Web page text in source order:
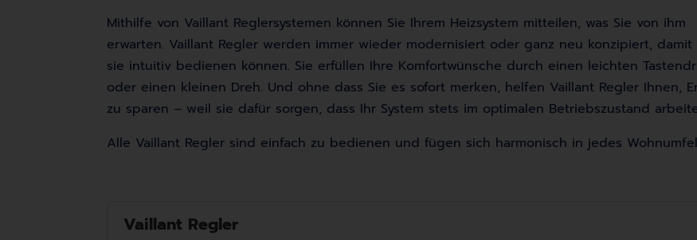
Mithilfe von Vaillant Reglersystemen können Sie Ihrem Heizsystem mitteilen, was Sie von ihm
erwarten. Vaillant Regler werden immer wieder modernisiert oder ganz neu konzipiert, damit
sie intuitiv bedienen können. Sie erfüllen Ihre Komfortwünsche durch einen leichten
oder einen kleinen Dreh. Und ohne dass Sie es sofort merken, helfen Vaillant Regler Ihnen,
zu sparen – weil sie dafür sorgen, dass Ihr System stets im optimalen Betriebszustand
Alle Vaillant Regler sind einfach zu bedienen und fügen sich harmonisch in jedes
Vaillant Regler